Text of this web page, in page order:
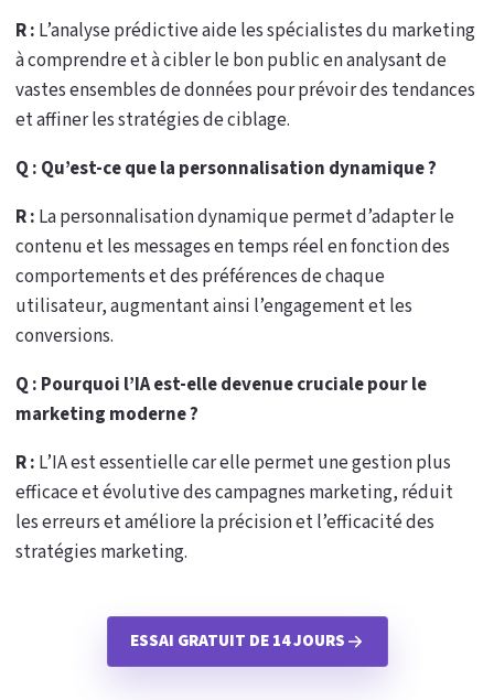
R : L’analyse prédictive aide les spécialistes du marketing
à comprendre et à cibler le bon public en analysant de
vastes ensembles de données pour prévoir des tendances
et affiner les stratégies de ciblage.
Q : Qu’est-ce que la personnalisation dynamique ?
R : La personnalisation dynamique permet d’adapter le
contenu et les messages en temps réel en fonction des
comportements et des préférences de chaque
utilisateur, augmentant ainsi l’engagement et les
conversions.
Q : Pourquoi l’IA est-elle devenue cruciale pour le
marketing moderne ?
R : L’IA est essentielle car elle permet une gestion plus
efficace et évolutive des campagnes marketing, réduit
les erreurs et améliore la précision et l’efficacité des
stratégies marketing.
ESSAI GRATUIT DE 14 JOURS